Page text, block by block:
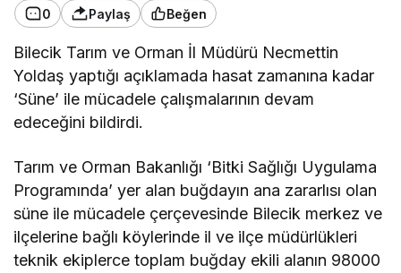
0 Paylaş Beğen
Bilecik Tarım ve Orman İl Müdürü Necmettin
Yoldaş yaptığı açıklamada hasat zamanına kadar
‘Süne’ ile mücadele çalışmalarının devam
edeceğini bildirdi.
Tarım ve Orman Bakanlığı ‘Bitki Sağlığı Uygulama
Programında’ yer alan buğdayın ana zararlısı olan
süne ile mücadele çerçevesinde Bilecik merkez ve
ilçelerine bağlı köylerinde il ve ilçe müdürlükleri
teknik ekiplerce toplam buğday ekili alanın 98000